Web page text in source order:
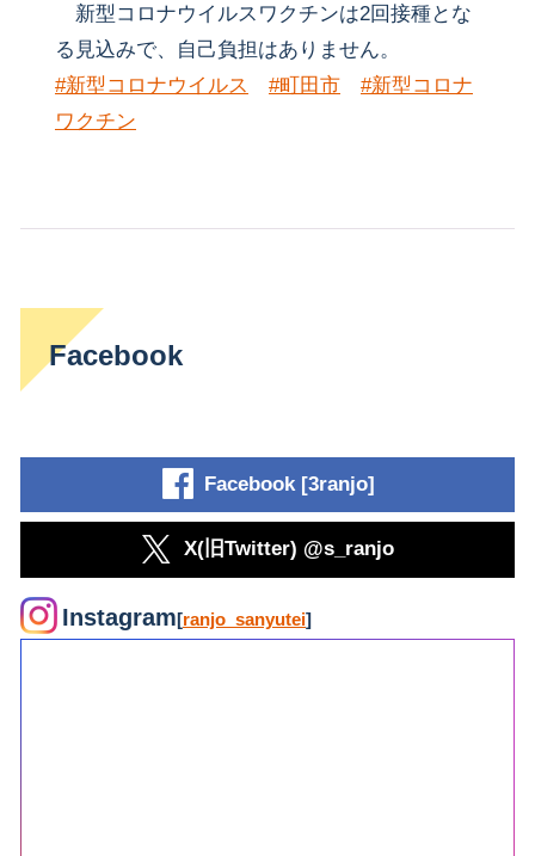
新型コロナウイルスワクチンは2回接種とな
る見込みで、自己負担はありません。
#新型コロナウイルス
#町田市
#新型コロナ
ワクチン
Facebook
Facebook [3ranjo]
X(旧Twitter) @s_ranjo
Instagram[ranjo_sanyutei]